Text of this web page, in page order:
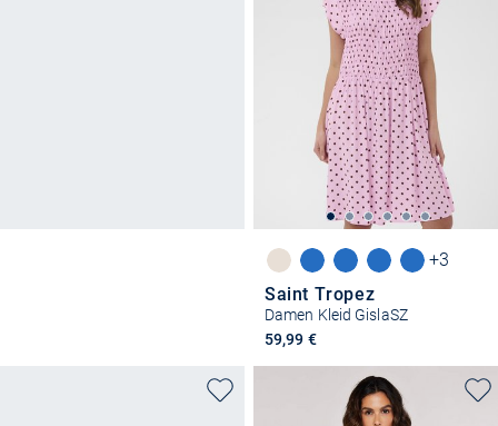
+3
Saint Tropez
Damen Kleid GislaSZ
59,99 €